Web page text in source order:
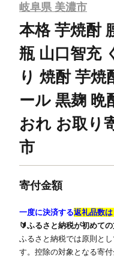
岐阜県 美濃市
本格 芋焼酎
瓶 山口智充
り 焼酎 芋焼
ール 黒麹 晩
おれ お取り
市
寄付金額
一度に決済する返礼品数
🔰ふるさと納税が初めて
ふるさと納税では原則と
す。控除の対象となる寄